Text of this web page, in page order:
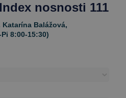
nosnosti 111
Katarína Balážová,
8:00-15:30)